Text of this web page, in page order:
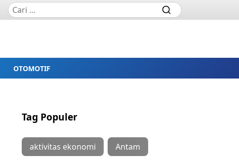
OTOMOTIF
Tag Populer
aktivitas ekonomi Antam